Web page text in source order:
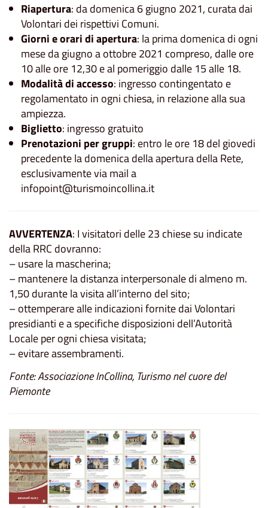
Riapertura: da domenica 6 giugno 2021, curata dai
Volontari dei rispettivi Comuni.
Giorni e orari di apertura: la prima domenica di ogni
mese da giugno a ottobre 2021 compreso, dalle ore
10 alle ore 12,30 e al pomeriggio dalle 15 alle 18.
Modalità di accesso: ingresso contingentato e
regolamentato in ogni chiesa, in relazione alla sua
ampiezza.
Biglietto: ingresso gratuito
Prenotazioni per gruppi: entro le ore 18 del giovedi
precedente la domenica della apertura della Rete,
esclusivamente via mail a
infopoint@turismoincollina.it
AVVERTENZA: I visitatori delle 23 chiese su indicate
della RRC dovranno:
– usare la mascherina;
– mantenere la distanza interpersonale di almeno m.
1,50 durante la visita all’interno del sito;
– ottemperare alle indicazioni fornite dai Volontari
presidianti e a specifiche disposizioni dell’Autorità
Locale per ogni chiesa visitata;
– evitare assembramenti.
Fonte: Associazione InCollina, Turismo nel cuore del
Piemonte